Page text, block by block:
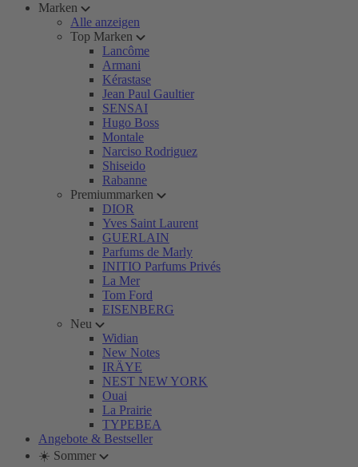
Marken
Alle anzeigen
Top Marken
Lancôme
Armani
Kérastase
Jean Paul Gaultier
SENSAI
Hugo Boss
Montale
Narciso Rodriguez
Shiseido
Rabanne
Premiummarken
DIOR
Yves Saint Laurent
GUERLAIN
Parfums de Marly
INITIO Parfums Privés
La Mer
Tom Ford
EISENBERG
Neu
Widian
New Notes
IRÄYE
NEST NEW YORK
Ouai
La Prairie
TYPEBEA
Angebote & Bestseller
☀️ Sommer